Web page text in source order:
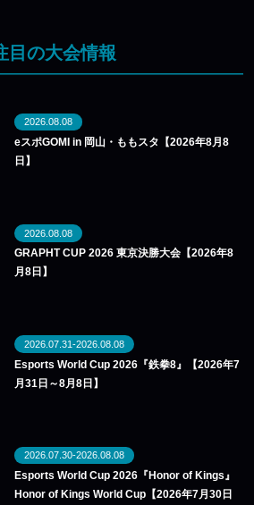
目の大会情報
2026.08.08
eスポGOMI in 岡山・ももスタ【2026年8月8
日】
2026.08.08
GRAPHT CUP 2026 東京決勝大会【2026年8
月8日】
2026.07.31-2026.08.08
Esports World Cup 2026『鉄拳8』【2026年7
月31日～8月8日】
2026.07.30-2026.08.08
Esports World Cup 2026『Honor of Kings』
Honor of Kings World Cup【2026年7月30日